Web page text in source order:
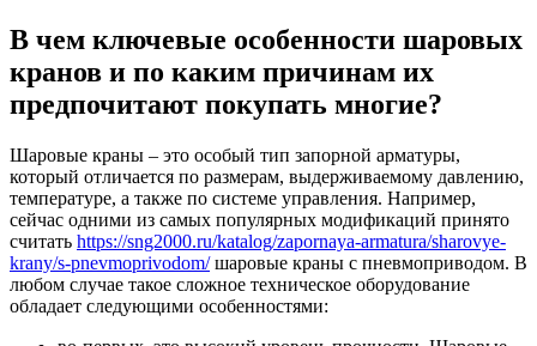
В чем ключевые особенности шаровых
кранов и по каким причинам их
предпочитают покупать многие?
Шаровые краны – это особый тип запорной арматуры,
который отличается по размерам, выдерживаемому давлению,
температуре, а также по системе управления. Например,
сейчас одними из самых популярных модификаций принято
считать https://sng2000.ru/katalog/zapornaya-armatura/sharovye-
krany/s-pnevmoprivodom/шаровые краны с пневмоприводом. В
любом случае такое сложное техническое оборудование
обладает следующими особенностями: